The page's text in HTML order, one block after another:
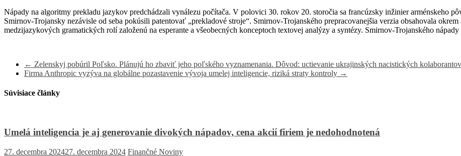
Nápady na algoritmy prekladu jazykov predchádzali vynálezu počítača. V polovici 30. rokov 20. storočia sa francúzsky inžinier arménskeho
Smirnov-Trojansky nezávisle od seba pokúsili patentovať „prekladové stroje“. Smirnov-Trojanského prepracovanejšia verzia obsahovala
medzijazykových gramatických rolí založenú na esperante a všeobecných konceptoch textovej analýzy a syntézy. Smirnov-Trojanského
← Zelenskyj pobúril Poľsko. Plánujú ho zbaviť jeho poľského vyznamenania. Dôvod: uctievanie ukrajinských nacistických
Firma Anthropic vyzýva na globálne pozastavenie vývoja umelej inteligencie, riziká straty kontroly →
Súvisiace články
Umelá inteligencia je aj generovanie divokých nápadov, cena akcií firiem je nedohodnotená
27. decembra 202427. decembra 2024 Finančné Noviny